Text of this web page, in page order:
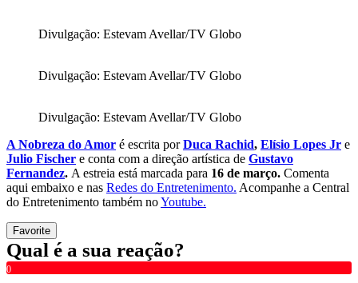
Divulgação: Estevam Avellar/TV Globo
Divulgação: Estevam Avellar/TV Globo
Divulgação: Estevam Avellar/TV Globo
A Nobreza do Amor é escrita porDuca Rachid, Elísio Lopes Jr e
Julio Fischer e conta com a direção artística de Gustavo
Fernandez. A estreia está marcada para 16 de março. Comenta
aqui embaixo e nas Redes do Entretenimento. Acompanhe a Central
do Entretenimento também noYoutube.
Favorite
Qual é a sua reação?
0